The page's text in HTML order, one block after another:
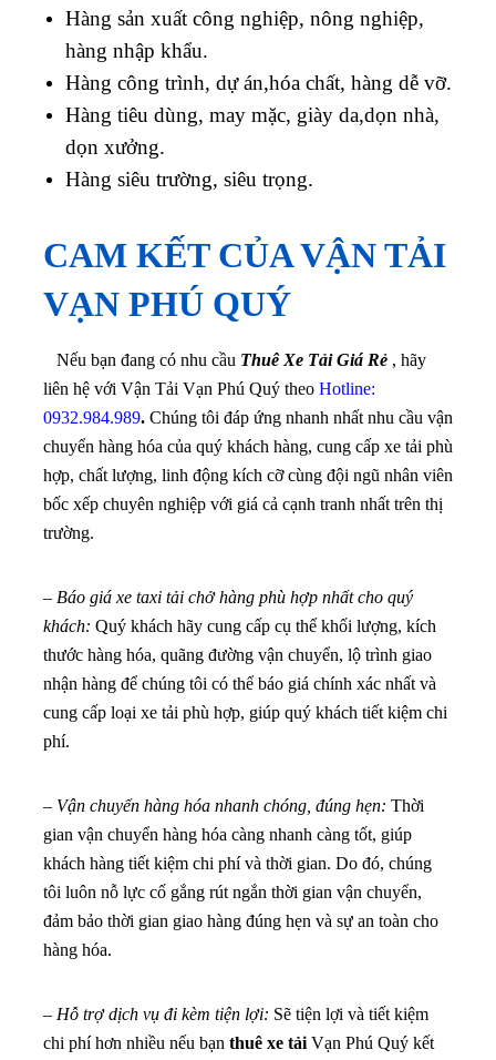
Hàng sản xuất công nghiệp, nông nghiệp,
hàng nhập khẩu.
Hàng công trình, dự án,hóa chất, hàng dễ vỡ.
Hàng tiêu dùng, may mặc, giày da,dọn nhà,
dọn xưởng.
Hàng siêu trường, siêu trọng.
CAM KẾT CỦA VẬN TẢI
VẠN PHÚ QUÝ
Nếu bạn đang có nhu cầu Thuê Xe Tải Giá Rẻ , hãy
liên hệ với Vận Tải Vạn Phú Quý theo Hotline:
0932.984.989. Chúng tôi đáp ứng nhanh nhất nhu cầu vận
chuyển hàng hóa của quý khách hàng, cung cấp xe tải phù
hợp, chất lượng, linh động kích cỡ cùng đội ngũ nhân viên
bốc xếp chuyên nghiệp với giá cả cạnh tranh nhất trên thị
trường.
– Báo giá xe taxi tải chở hàng phù hợp nhất cho quý
khách: Quý khách hãy cung cấp cụ thể khối lượng, kích
thước hàng hóa, quãng đường vận chuyển, lộ trình giao
nhận hàng để chúng tôi có thể báo giá chính xác nhất và
cung cấp loại xe tải phù hợp, giúp quý khách tiết kiệm chi
phí.
– Vận chuyển hàng hóa nhanh chóng, đúng hẹn: Thời
gian vận chuyển hàng hóa càng nhanh càng tốt, giúp
khách hàng tiết kiệm chi phí và thời gian. Do đó, chúng
tôi luôn nỗ lực cố gắng rút ngắn thời gian vận chuyển,
đảm bảo thời gian giao hàng đúng hẹn và sự an toàn cho
hàng hóa.
– Hỗ trợ dịch vụ đi kèm tiện lợi: Sẽ tiện lợi và tiết kiệm
chi phí hơn nhiều nếu bạn thuê xe tải Vạn Phú Quý kết